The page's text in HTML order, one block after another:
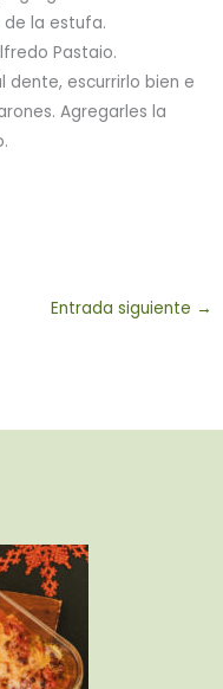
la estufa.
Pastaio.
escurrirlo bien e
Agregarles la
Entrada siguiente →